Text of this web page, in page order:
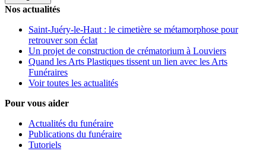
Nos actualités
Saint-Juéry-le-Haut : le cimetière se métamorphose pour
retrouver son éclat
Un projet de construction de crématorium à Louviers
Quand les Arts Plastiques tissent un lien avec les Arts
Funéraires
Voir toutes les actualités
Pour vous aider
Actualités du funéraire
Publications du funéraire
Tutoriels